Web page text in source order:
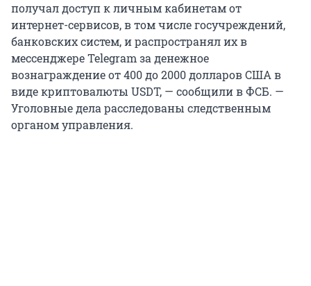
получал доступ к личным кабинетам от
интернет-сервисов, в том числе госучреждений,
банковских систем, и распространял их в
мессенджере Telegram за денежное
вознаграждение от 400 до 2000 долларов США в
виде криптовалюты USDT, — сообщили в ФСБ. —
Уголовные дела расследованы следственным
органом управления.